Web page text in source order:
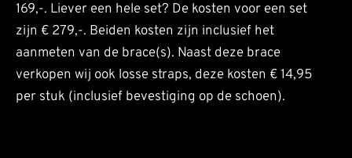
169,-. Liever een hele set? De kosten voor een set
zijn € 279,-. Beiden kosten zijn inclusief het
aanmeten van de brace(s). Naast deze brace
verkopen wij ook losse straps, deze kosten € 14,95
per stuk (inclusief bevestiging op de schoen).